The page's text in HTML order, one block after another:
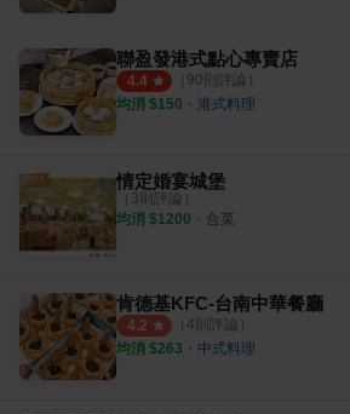
聯盈發港式點心專賣店
4.4 （ 90則評論）
均消 $150 ・ 港式料理
情定婚宴城堡
（ 3則評論）
均消 $1200 ・ 合菜
肯德基KFC-台南中華餐廳
4.2 （ 4則評論）
均消 $263 ・ 中式料理